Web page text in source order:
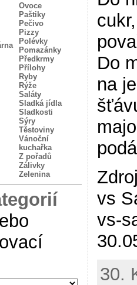
Ovoce
Paštiky
Pečivo
Pizzy
Polévky
Pomazánky
Předkrmy
Přílohy
Ryby
Rýže
Saláty
Sladká jídla
Sladkosti
Sýry
Těstoviny
Vánoční
kuchařka
Z pořadů
Zálivky
Zelenina
Do
na
vs
vs-
30.